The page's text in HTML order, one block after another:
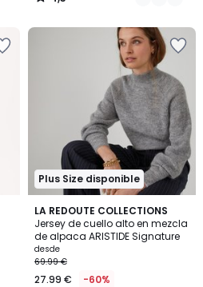
/
Plus Size disponible
LA REDOUTE COLLECTIONS
Jersey de cuello alto en mezcla
de alpaca ARISTIDE Signature
desde
69.99 €
27.99 € -60%
4,2
/ 5
5
Colores